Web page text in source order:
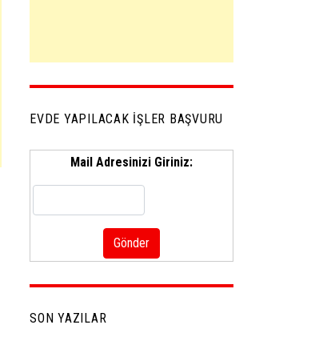
EVDE YAPILACAK İŞLER BAŞVURU
Mail Adresinizi Giriniz:
SON YAZILAR